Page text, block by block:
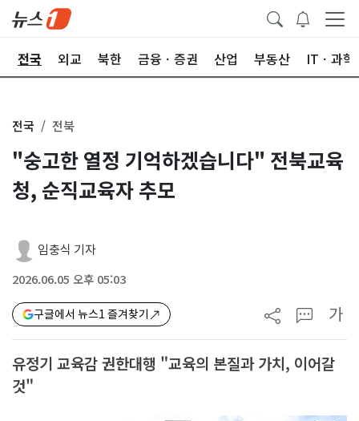
전국 외교 북한 금융ㆍ증권 산업 부동산 ITㆍ과학
전국 전북
"숭고한 열정 기억하겠습니다" 전북교육
청, 순직교육자 추모
임충식 기자
2026.06.05 오후 05:03
구글에서 뉴스1 즐겨찾기 가
유정기 교육감 권한대행 "교육의 본질과 가치, 이어갈
것"